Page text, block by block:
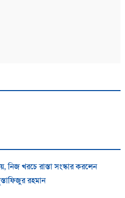
নিজ খরচে রাস্তা সংস্কার করলেন
রহমান